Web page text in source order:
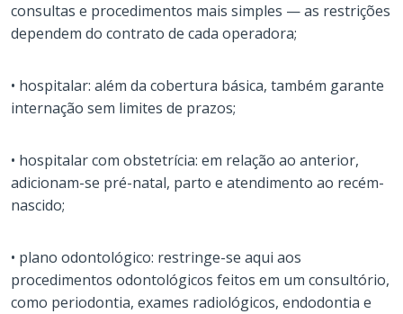
consultas e procedimentos mais simples — as restrições
dependem do contrato de cada operadora;
• hospitalar: além da cobertura básica, também garante
internação sem limites de prazos;
• hospitalar com obstetrícia: em relação ao anterior,
adicionam-se pré-natal, parto e atendimento ao recém-
nascido;
• plano odontológico: restringe-se aqui aos
procedimentos odontológicos feitos em um consultório,
como periodontia, exames radiológicos, endodontia e